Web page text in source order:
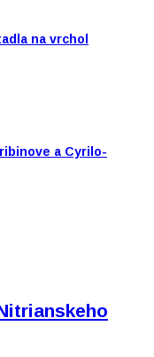
na vrchol
a Cyrilo-